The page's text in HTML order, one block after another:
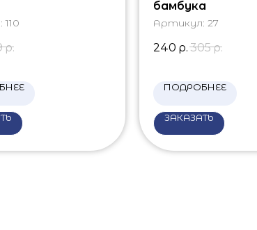
110
р.
бамбука
Артикул: 27
240 р. 305 р.
ПОДРОБНЕЕ
ЗАКАЗАТЬ